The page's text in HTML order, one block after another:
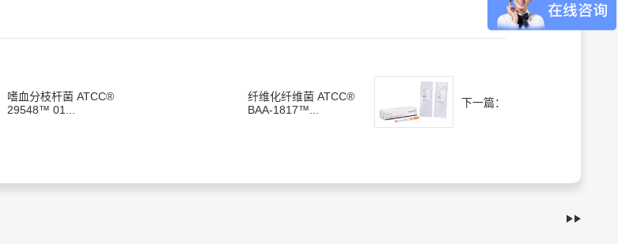
嗜血分枝杆菌 ATCC®
29548™ 01...
纤维化纤维菌 ATCC®
BAA-1817™...
下一篇：